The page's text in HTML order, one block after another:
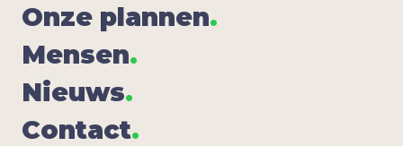
Onze plan­nen.
Men­sen.
Nieuws.
Con­tact.